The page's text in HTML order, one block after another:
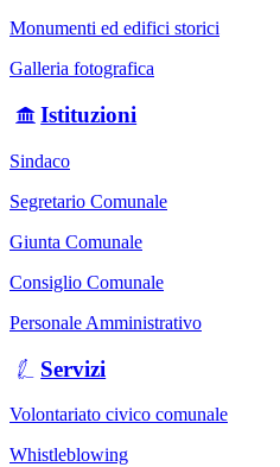
Monumenti ed edifici storici
Galleria fotografica
Istituzioni
Sindaco
Segretario Comunale
Giunta Comunale
Consiglio Comunale
Personale Amministrativo
Servizi
Volontariato civico comunale
Whistleblowing